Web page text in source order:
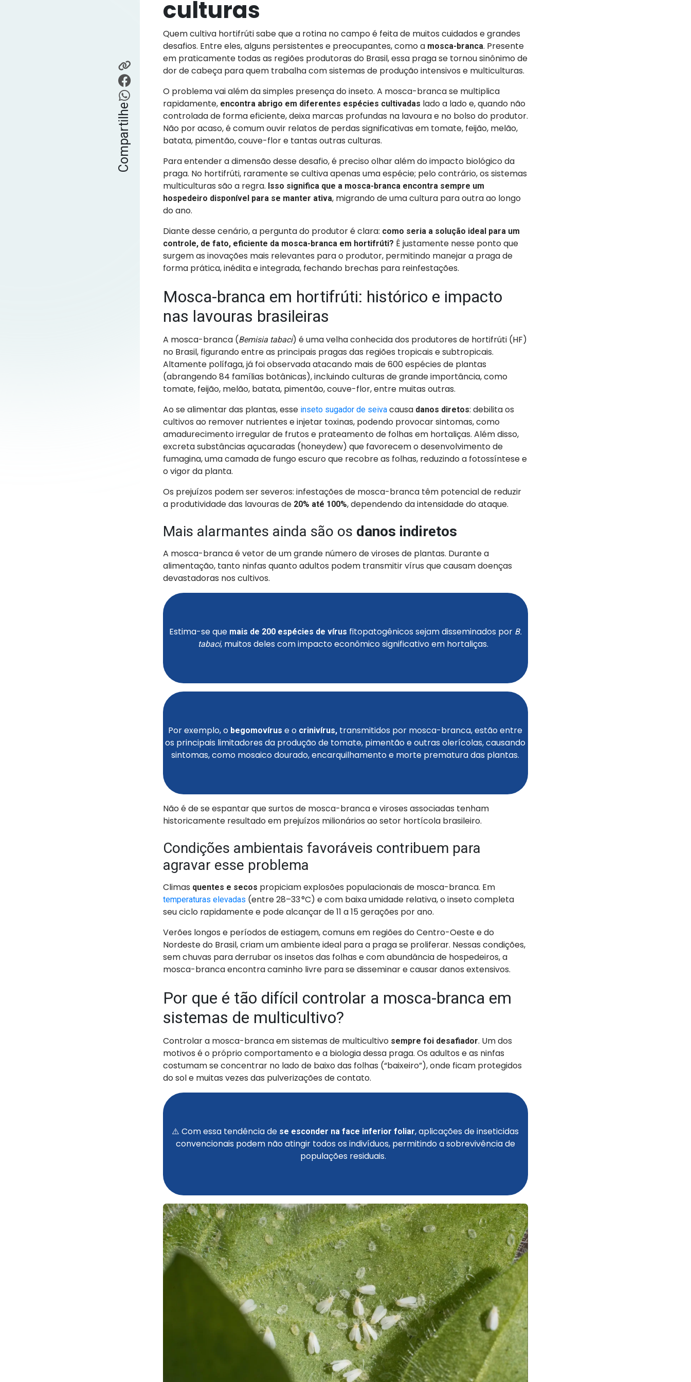
Compartilhe
culturas
Quem cultiva hortifrúti sabe que a rotina no campo é feita de muitos cuidados e grandes
desafios. Entre eles, alguns persistentes e preocupantes, como a mosca-branca. Presente
em praticamente todas as regiões produtoras do Brasil, essa praga se tornou sinônimo de
dor de cabeça para quem trabalha com sistemas de produção intensivos e multiculturas.
O problema vai além da simples presença do inseto. A mosca-branca se multiplica
rapidamente,encontra abrigo em diferentes espécies cultivadas lado a lado e, quando não
controlada de forma eficiente, deixa marcas profundas na lavoura e no bolso do produtor.
Não por acaso, é comum ouvir relatos de perdas significativas em tomate, feijão, melão,
batata, pimentão, couve-flor e tantas outras culturas.
Para entender a dimensão desse desafio, é preciso olhar além do impacto biológico da
praga. No hortifrúti, raramente se cultiva apenas uma espécie; pelo contrário, os sistemas
multiculturas são a regra. Isso significa que a mosca-branca encontra sempre um
hospedeiro disponível para se manter ativa, migrando de uma cultura para outra ao longo
do ano.
Diante desse cenário, a pergunta do produtor é clara: como seria a solução ideal para um
controle, de fato, eficiente da mosca-branca em hortifrúti? É justamente nesse ponto que
surgem as inovações mais relevantes para o produtor, permitindo manejar a praga de
forma prática, inédita e integrada, fechando brechas para reinfestações.
Mosca-branca em hortifrúti: histórico e impacto
nas lavouras brasileiras
A mosca-branca (Bemisia tabaci) é uma velha conhecida dos produtores de hortifrúti (HF)
no Brasil, figurando entre as principais pragas das regiões tropicais e subtropicais.
Altamente polífaga, já foi observada atacando mais de 600 espécies de plantas
(abrangendo 84 famílias botânicas), incluindo culturas de grande importância, como
tomate, feijão, melão, batata, pimentão, couve-flor, entre muitas outras.
Ao se alimentar das plantas, esse inseto sugador de seivacausa danos diretos: debilita os
cultivos ao remover nutrientes e injetar toxinas, podendo provocar sintomas, como
amadurecimento irregular de frutos e prateamento de folhas em hortaliças. Além disso,
excreta substâncias açucaradas (honeydew) que favorecem o desenvolvimento de
fumagina, uma camada de fungo escuro que recobre as folhas, reduzindo a fotossíntese e
o vigor da planta.
Os prejuízos podem ser severos: infestações de mosca-branca têm potencial de reduzir
a produtividade das lavouras de 20% até 100%, dependendo da intensidade do ataque.
Mais alarmantes ainda são os danos indiretos
A mosca-branca é vetor de um grande número de viroses de plantas. Durante a
alimentação, tanto ninfas quanto adultos podem transmitir vírus que causam doenças
devastadoras nos cultivos.
Estima-se que mais de 200 espécies de vírus fitopatogênicos sejam disseminados por B.
tabaci, muitos deles com impacto econômico significativo em hortaliças.
Por exemplo, o begomovírus e o crinivírus, transmitidos por mosca-branca, estão entre
os principais limitadores da produção de tomate, pimentão e outras olerícolas, causando
sintomas, como mosaico dourado, encarquilhamento e morte prematura das plantas.
Não é de se espantar que surtos de mosca-branca e viroses associadas tenham
historicamente resultado em prejuízos milionários ao setor hortícola brasileiro.
Condições ambientais favoráveis contribuem para
agravar esse problema
Climas quentes e secos propiciam explosões populacionais de mosca-branca. Em
temperaturas elevadas (entre 28–33 °C) e com baixa umidade relativa, o inseto completa
seu ciclo rapidamente e pode alcançar de 11 a 15 gerações por ano.
Verões longos e períodos de estiagem, comuns em regiões do Centro-Oeste e do
Nordeste do Brasil, criam um ambiente ideal para a praga se proliferar. Nessas condições,
sem chuvas para derrubar os insetos das folhas e com abundância de hospedeiros, a
mosca-branca encontra caminho livre para se disseminar e causar danos extensivos.
Por que é tão difícil controlar a mosca-branca em
sistemas de multicultivo?
Controlar a mosca-branca em sistemas de multicultivo sempre foi desafiador. Um dos
motivos é o próprio comportamento e a biologia dessa praga. Os adultos e as ninfas
costumam se concentrar no lado de baixo das folhas (“baixeiro”), onde ficam protegidos
do sol e muitas vezes das pulverizações de contato.
⚠️ Com essa tendência de se esconder na face inferior foliar, aplicações de inseticidas
convencionais podem não atingir todos os indivíduos, permitindo a sobrevivência de
populações residuais.